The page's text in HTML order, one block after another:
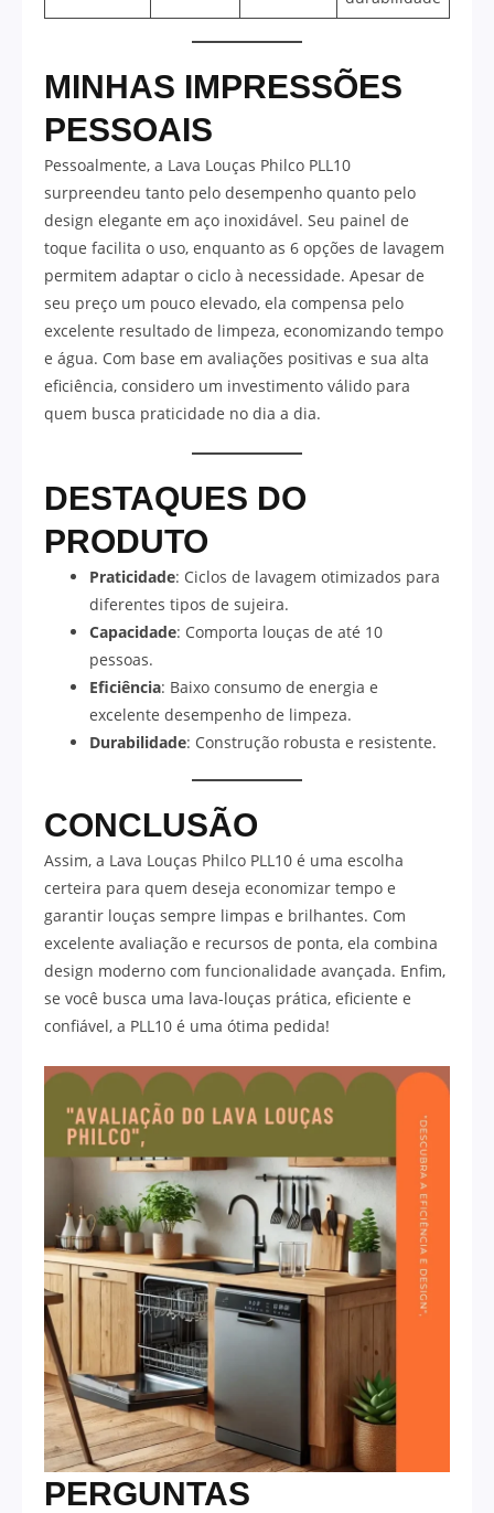
MINHAS IMPRESSÕES
PESSOAIS
Pessoalmente, a Lava Louças Philco PLL10
surpreendeu tanto pelo desempenho quanto pelo
design elegante em aço inoxidável. Seu painel de
toque facilita o uso, enquanto as 6 opções de lavagem
permitem adaptar o ciclo à necessidade. Apesar de
seu preço um pouco elevado, ela compensa pelo
excelente resultado de limpeza, economizando tempo
e água. Com base em avaliações positivas e sua alta
eficiência, considero um investimento válido para
quem busca praticidade no dia a dia.
DESTAQUES DO
PRODUTO
Praticidade: Ciclos de lavagem otimizados para
diferentes tipos de sujeira.
Capacidade: Comporta louças de até 10
pessoas.
Eficiência: Baixo consumo de energia e
excelente desempenho de limpeza.
Durabilidade: Construção robusta e resistente.
CONCLUSÃO
Assim, a Lava Louças Philco PLL10 é uma escolha
certeira para quem deseja economizar tempo e
garantir louças sempre limpas e brilhantes. Com
excelente avaliação e recursos de ponta, ela combina
design moderno com funcionalidade avançada. Enfim,
se você busca uma lava-louças prática, eficiente e
confiável, a PLL10 é uma ótima pedida!
PERGUNTAS